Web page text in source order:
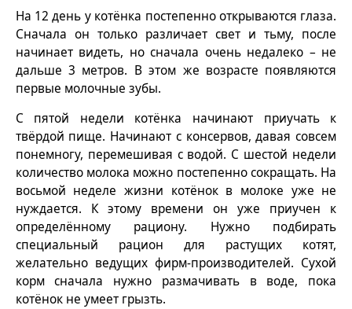
На 12 день у котёнка постепенно открываются глаза.
Сначала он только различает свет и тьму, после
начинает видеть, но сначала очень недалеко – не
дальше 3 метров. В этом же возрасте появляются
первые молочные зубы.
С пятой недели котёнка начинают приучать к
твёрдой пище. Начинают с консервов, давая совсем
понемногу, перемешивая с водой. С шестой недели
количество молока можно постепенно сокращать. На
восьмой неделе жизни котёнок в молоке уже не
нуждается. К этому времени он уже приучен к
определённому рациону. Нужно подбирать
специальный рацион для растущих котят,
желательно ведущих фирм-производителей. Сухой
корм сначала нужно размачивать в воде, пока
котёнок не умеет грызть.